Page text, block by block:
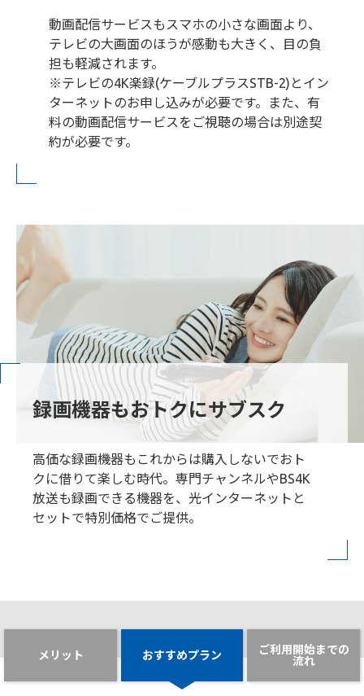
動画配信サービスもスマホの小さな画面より、
テレビの大画面のほうが感動も大きく、目の負
担も軽減されます。
※テレビの4K楽録(ケーブルプラスSTB-2)とイン
ターネットのお申し込みが必要です。また、有
料の動画配信サービスをご視聴の場合は別途契
約が必要です。
録画機器もおトクにサブスク
高価な録画機器もこれからは購入しないでおト
クに借りて楽しむ時代。専門チャンネルやBS4K
放送も録画できる機器を、光インターネットと
セットで特別価格でご提供。
メリット おすすめプラン
ご利用開始までの
流れ